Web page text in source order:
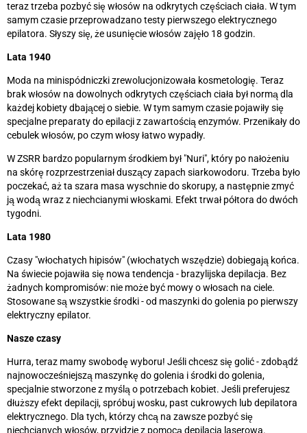
teraz trzeba pozbyć się włosów na odkrytych częściach ciała. W tym
samym czasie przeprowadzano testy pierwszego elektrycznego
epilatora. Słyszy się, że usunięcie włosów zajęło 18 godzin.
Lata 1940
Moda na minispódniczki zrewolucjonizowała kosmetologię. Teraz
brak włosów na dowolnych odkrytych częściach ciała był normą dla
każdej kobiety dbającej o siebie. W tym samym czasie pojawiły się
specjalne preparaty do epilacji z zawartością enzymów. Przenikały do
cebulek włosów, po czym włosy łatwo wypadły.
W ZSRR bardzo popularnym środkiem był "Nuri", który po nałożeniu
na skórę rozprzestrzeniał duszący zapach siarkowodoru. Trzeba było
poczekać, aż ta szara masa wyschnie do skorupy, a następnie zmyć
ją wodą wraz z niechcianymi włoskami. Efekt trwał półtora do dwóch
tygodni.
Lata 1980
Czasy "włochatych hipisów" (włochatych wszędzie) dobiegają końca.
Na świecie pojawiła się nowa tendencja - brazylijska depilacja. Bez
żadnych kompromisów: nie może być mowy o włosach na ciele.
Stosowane są wszystkie środki - od maszynki do golenia po pierwszy
elektryczny epilator.
Nasze czasy
Hurra, teraz mamy swobodę wyboru! Jeśli chcesz się golić - zdobądź
najnowocześniejszą maszynkę do golenia i środki do golenia,
specjalnie stworzone z myślą o potrzebach kobiet. Jeśli preferujesz
dłuższy efekt depilacji, spróbuj wosku, past cukrowych lub depilatora
elektrycznego. Dla tych, którzy chcą na zawsze pozbyć się
niechcianych włosów, przyjdzie z pomocą depilacja laserowa.